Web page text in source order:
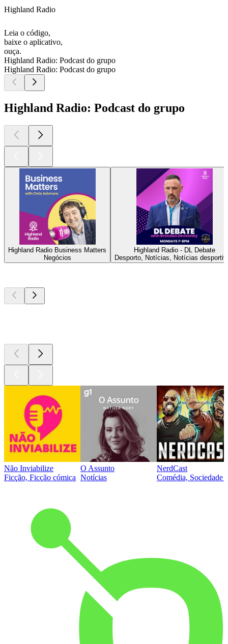
Highland Radio
Leia o código,
baixe o aplicativo,
ouça.
Highland Radio: Podcast do grupo
Highland Radio: Podcast do grupo
Highland Radio: Podcast do grupo
Highland Radio Business Matters
Negócios
Highland Radio - DL Debate
Desporto, Notícias, Notícias
Não Inviabilize
Ficção, Ficção cómica
O Assunto
Notícias
NerdCast
Comédia, Sociedade